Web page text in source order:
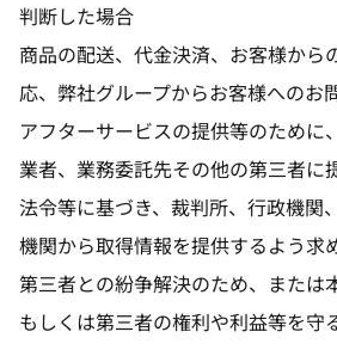
判断した場合
商品の配送、代金決済、お客様から
応、弊社グループからお客様へのお
アフターサービスの提供等のために
業者、業務委託先その他の第三者に
法令等に基づき、裁判所、行政機関
機関から取得情報を提供するよう求
第三者との紛争解決のため、または
もしくは第三者の権利や利益等を守